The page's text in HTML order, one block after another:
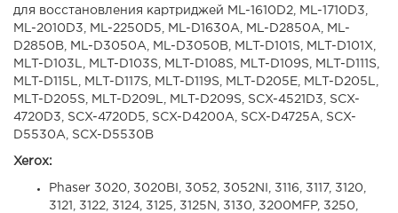
для восстановления картриджей ML-1610D2, ML-1710D3,
ML-2010D3, ML-2250D5, ML-D1630A, ML-D2850A, ML-
D2850B, ML-D3050A, ML-D3050B, MLT-D101S, MLT-D101X,
MLT-D103L, MLT-D103S, MLT-D108S, MLT-D109S, MLT-D111S,
MLT-D115L, MLT-D117S, MLT-D119S, MLT-D205E, MLT-D205L,
MLT-D205S, MLT-D209L, MLT-D209S, SCX-4521D3, SCX-
4720D3, SCX-4720D5, SCX-D4200A, SCX-D4725A, SCX-
D5530A, SCX-D5530B
Xerox:
Phaser 3020, 3020BI, 3052, 3052NI, 3116, 3117, 3120,
3121, 3122, 3124, 3125, 3125N, 3130, 3200MFP, 3250,